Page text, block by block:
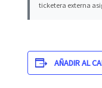
ticketera externa
AÑADIR AL